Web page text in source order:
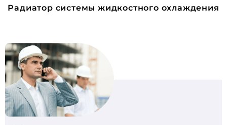
Радиатор системы жидкостного охлаждения